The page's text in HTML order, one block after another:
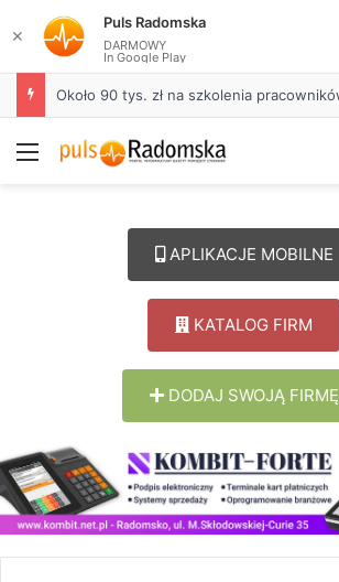
Menu
APLIKACJE MOBILNE
KATALOG FIRM
DODAJ SWOJĄ FIRMĘ
✕
Puls Radomska
DARMOWY
In Google Play